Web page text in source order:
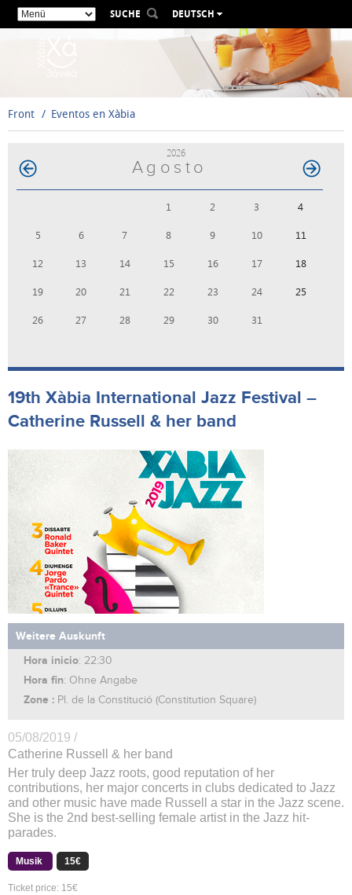
SUCHE
DEUTSCH
ESPAÑOL
VALENCIÀ
Front Eventos en Xàbia
2026
Agosto
1 2 3 4
5 6 7 8 9 10 11
12 13 14 15 16 17 18
19 20 21 22 23 24 25
26 27 28 29 30 31
19th Xàbia International Jazz Festival –
Catherine Russell & her band
Weitere Auskunft
Hora inicio: 22:30
Hora fin: Ohne Angabe
Zone : Pl. de la Constitució (Constitution Square)
05/08/2019 /
Catherine Russell & her band
Her truly deep Jazz roots, good reputation of her
contributions, her major concerts in clubs dedicated to Jazz
and other music have made Russell a star in the Jazz scene.
She is the 2nd best-selling female artist in the Jazz hit-
parades.
Musik 15€
Ticket price: 15€